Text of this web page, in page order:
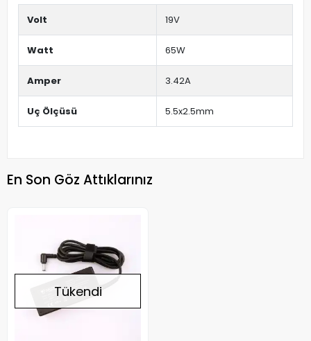
Volt 19V
Watt 65W
Amper 3.42A
Uç Ölçüsü 5.5x2.5mm
En Son Göz Attıklarınız
Tükendi